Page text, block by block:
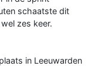
schaatste dit
zes keer.
in Leeuwarden